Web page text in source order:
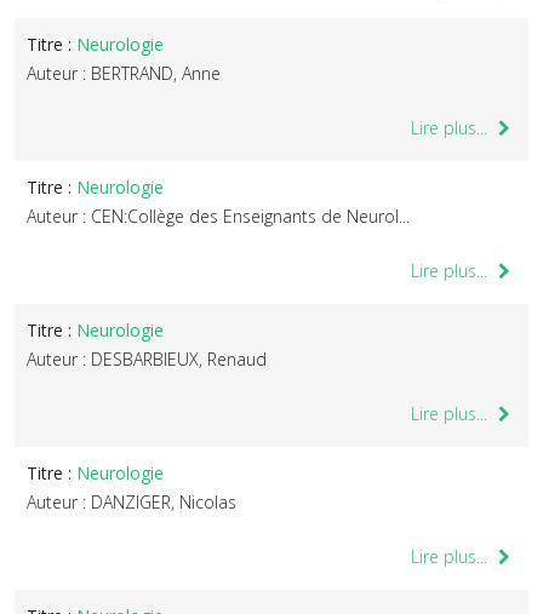
Titre : Neurologie
Auteur : BERTRAND, Anne
Lire plus...
Titre : Neurologie
Auteur : CEN:Collège des Enseignants de Neurol...
Lire plus...
Titre : Neurologie
Auteur : DESBARBIEUX, Renaud
Lire plus...
Titre : Neurologie
Auteur : DANZIGER, Nicolas
Lire plus...